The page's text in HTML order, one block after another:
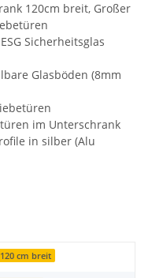
120cm breit, Großer
Sicherheitsglas
Glasböden (8mm
im Unterschrank
in silber (Alu
cm breit